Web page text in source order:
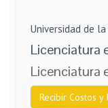
Universidad de
Licenciatura
Licenciatura
Recibir Costos